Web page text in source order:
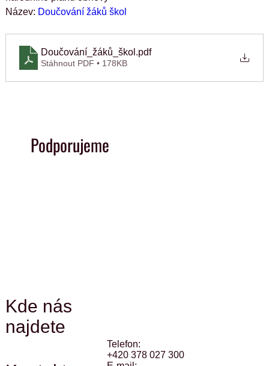
Název: Doučování žáků škol
Doučování_žáků_škol .pdf
Stáhnout PDF • 178KB
Podporujeme
Telefon:
+420 378 027 300
Kde nás
najdete